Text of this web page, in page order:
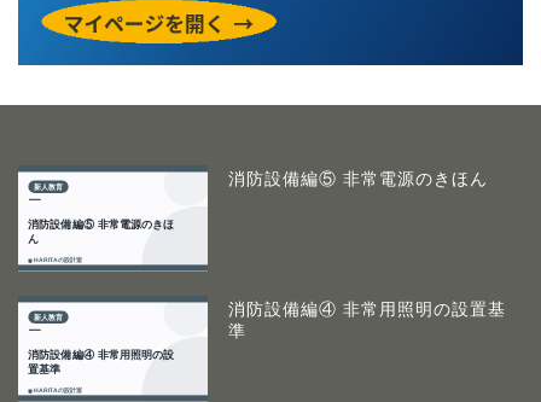
消防設備編⑤ 非常電源のきほん
消防設備編④ 非常用照明の設置基
準